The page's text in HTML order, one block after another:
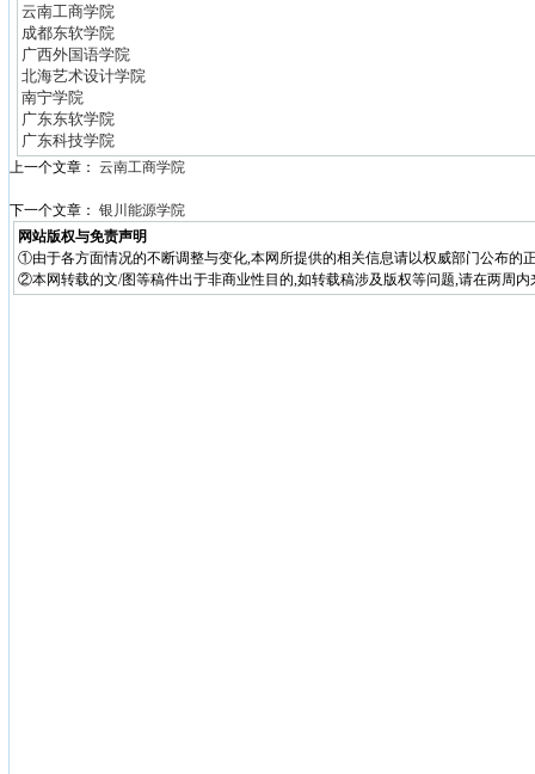
云南工商学院
成都东软学院
广西外国语学院
北海艺术设计学院
南宁学院
广东东软学院
广东科技学院
上一个文章： 云南工商学院
下一个文章： 银川能源学院
网站版权与免责声明
①由于各方面情况的不断调整与变化,本网所提供的相关信息请以权威部门公布的
②本网转载的文/图等稿件出于非商业性目的,如转载稿涉及版权等问题,请在两周内